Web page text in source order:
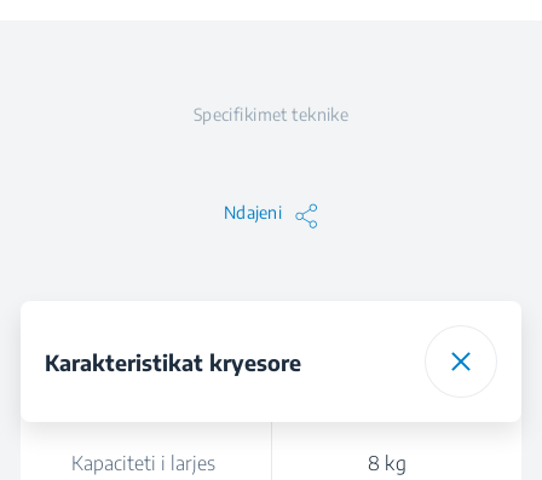
Specifikimet teknike
Ndajeni
Karakteristikat kryesore
Kapaciteti i larjes 8 kg